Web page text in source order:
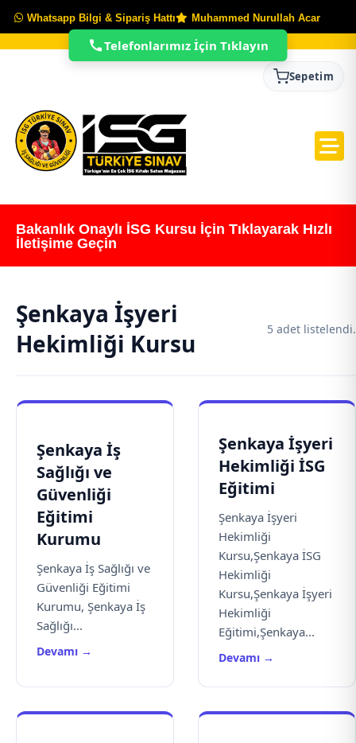
Whatsapp Bilgi & Sipariş Hattı Muhammed Nurullah Acar
Sepetim
Bakanlık Onaylı İSG Kursu İçin Tıklayarak Hızlı
İletişime Geçin
Şenkaya İşyeri
Hekimliği Kursu
5 adet listelendi.
Şenkaya İş
Sağlığı ve
Güvenliği
Eğitimi
Kurumu
Şenkaya İş Sağlığı ve
Güvenliği Eğitimi
Kurumu, Şenkaya İş
Sağlığı...
Devamı →
Şenkaya İşyeri
Hekimliği İSG
Eğitimi
Şenkaya İşyeri
Hekimliği
Kursu,Şenkaya İSG
Hekimliği
Kursu,Şenkaya İşyeri
Hekimliği
Eğitimi,Şenkaya...
Devamı →
Telefonlarımız İçin Tıklayın